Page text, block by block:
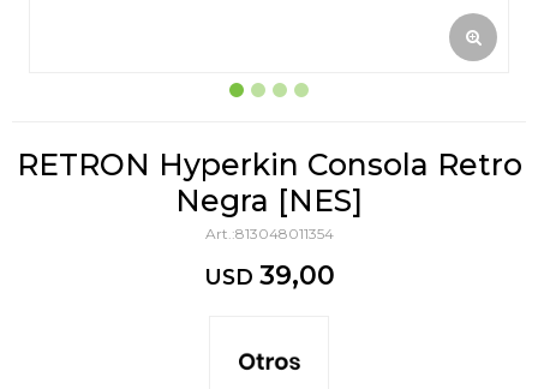
RETRON Hyperkin Consola Retro
Negra [NES]
813048011354
USD 39,00